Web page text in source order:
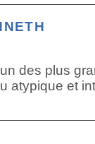
des plus
atypique et